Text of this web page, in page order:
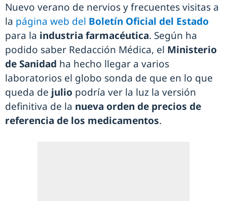
Nuevo verano de nervios y frecuentes visitas a
la página web del Boletín Oficial del Estado
para la industria farmacéutica. Según ha
podido saber Redacción Médica, el Ministerio
de Sanidad ha hecho llegar a varios
laboratorios el globo sonda de que en lo que
queda de julio podría ver la luz la versión
definitiva de la nueva orden de precios de
referencia de los medicamentos.